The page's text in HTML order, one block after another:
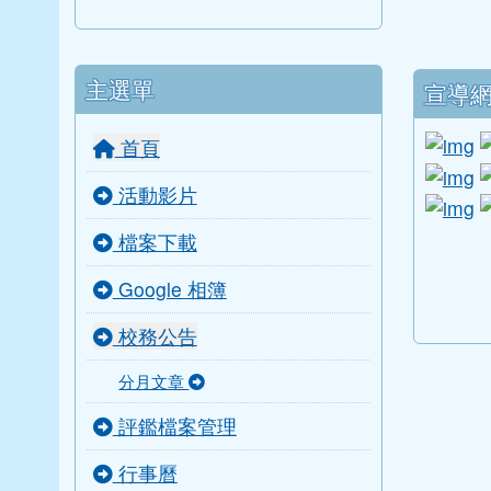
輔導室
人事室
會計室
主選單
首頁
活動影片
檔案下載
Google 相簿
校務公告
分月文章
下
宣導
link to
link to
link to
link to